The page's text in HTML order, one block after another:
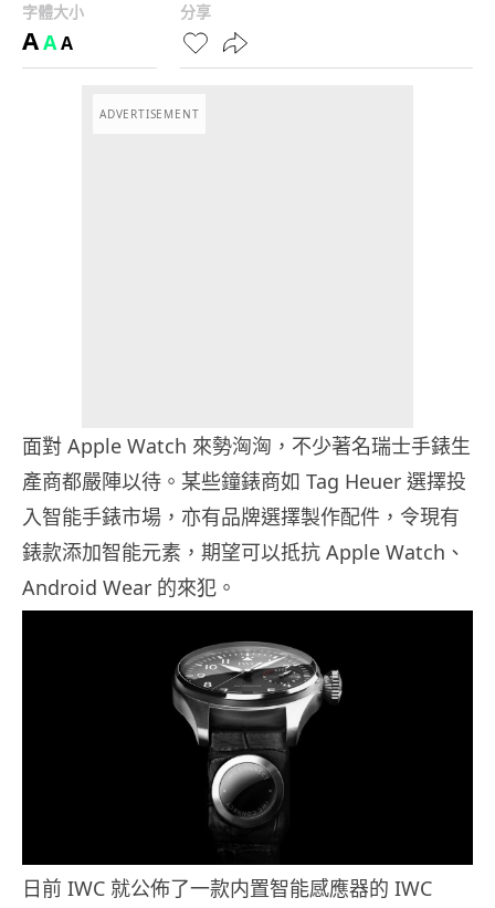
字體大小
AAA
分享
ADVERTISEMENT
面對 Apple Watch 來勢洶洶，不少著名瑞士手錶生
產商都嚴陣以待。某些鐘錶商如 Tag Heuer 選擇投
入智能手錶市場，亦有品牌選擇製作配件，令現有
錶款添加智能元素，期望可以抵抗 Apple Watch、
Android Wear 的來犯。
日前 IWC 就公佈了一款内置智能感應器的 IWC